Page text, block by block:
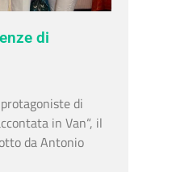
di
di
in Van“, il
da Antonio